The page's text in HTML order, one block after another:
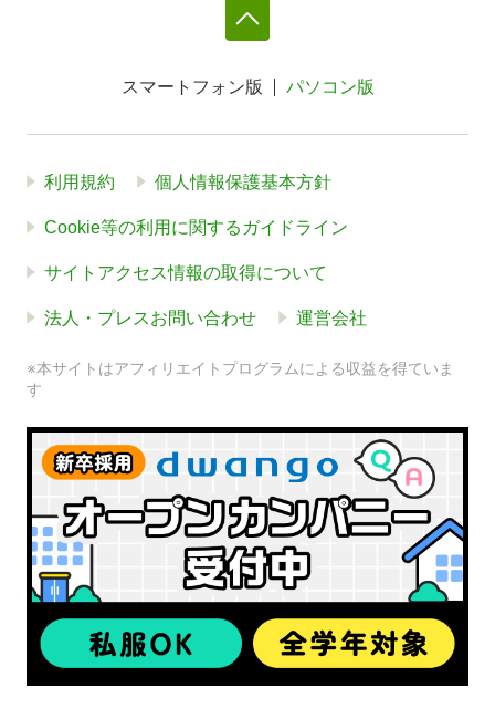
スマートフォン版 パソコン版
利用規約 個人情報保護基本方針
Cookie等の利用に関するガイドライン
サイトアクセス情報の取得について
法人・プレスお問い合わせ 運営会社
※本サイトはアフィリエイトプログラムによる収益を得ていま
す